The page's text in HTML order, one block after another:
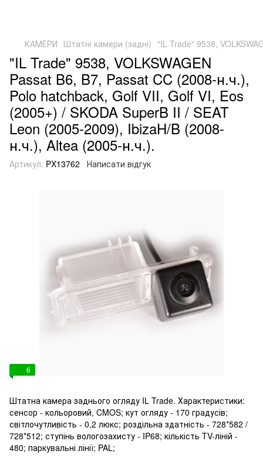
КАМЕРИ Штатні камери (задні) "IL Trade" 9538,
"IL Trade" 9538, VOLKSWAGEN
Passat B6, B7, Passat CC (2008-н.ч.),
Polo hatchback, Golf VII, Golf VI, Eos
(2005+) / SKODA SuperB II / SEAT
Leon (2005-2009), IbizaH/B (2008-
н.ч.), Altea (2005-н.ч.).
Артикул: PX13762 Написати відгук
6
Штатна камера заднього огляду IL Trade. Характеристики:
сенсор - кольоровий, CMOS; кут огляду - 170 градусів;
світлочутливість - 0,2 люкс; роздільна здатність - 728*582 /
728*512; ступінь вологозахисту - IP68; кількість TV-ліній -
480; паркувальні лінії; PAL;